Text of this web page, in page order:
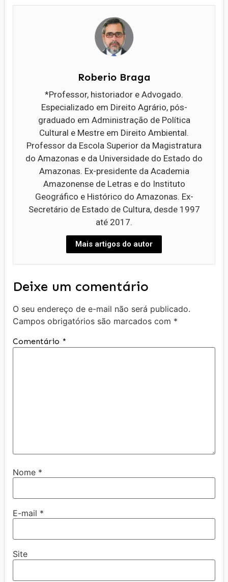
Roberio Braga
*Professor, historiador e Advogado.
Especializado em Direito Agrário, pós-
graduado em Administração de Política
Cultural e Mestre em Direito Ambiental.
Professor da Escola Superior da Magistratura
do Amazonas e da Universidade do Estado do
Amazonas. Ex-presidente da Academia
Amazonense de Letras e do Instituto
Geográfico e Histórico do Amazonas. Ex-
Secretário de Estado de Cultura, desde 1997
até 2017.
Mais artigos do autor
Deixe um comentário
O seu endereço de e-mail não será publicado.
Campos obrigatórios são marcados com *
Comentário *
Nome *
E-mail *
Site